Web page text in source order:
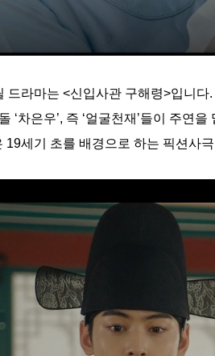
드라마는 <신입사관 구해령>입니다.
‘차은우’, 즉 ‘얼굴천재’들이 주
19세기 초를 배경으로 하는 픽션사